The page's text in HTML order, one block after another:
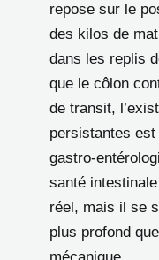
repose sur le
des kilos de
dans les replis
que le côlon
de transit,
persistantes
gastro-
santé
réel, mais il se
plus profond